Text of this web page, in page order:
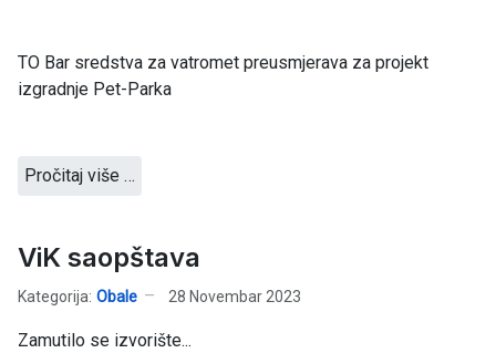
TO Bar sredstva za vatromet preusmjerava za projekt
izgradnje Pet-Parka
Pročitaj više …
ViK saopštava
Kategorija: Obale 28 Novembar 2023
Zamutilo se izvorište...